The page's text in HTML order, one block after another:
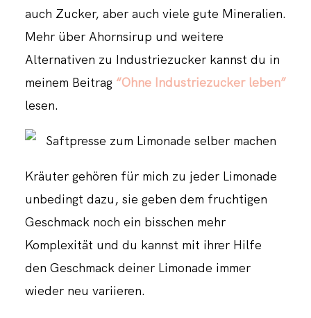
auch Zucker, aber auch viele gute Mineralien.
Mehr über Ahornsirup und weitere
Alternativen zu Industriezucker kannst du in
meinem Beitrag “Ohne Industriezucker leben”
lesen.
Kräuter gehören für mich zu jeder Limonade
unbedingt dazu, sie geben dem fruchtigen
Geschmack noch ein bisschen mehr
Komplexität und du kannst mit ihrer Hilfe
den Geschmack deiner Limonade immer
wieder neu variieren.